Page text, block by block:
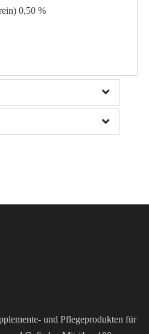
0,50 %
und Pflegeprodukten für